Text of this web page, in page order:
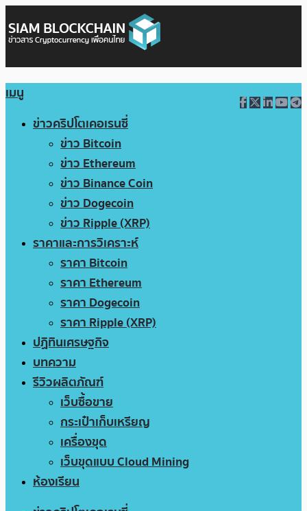
เมนู
ข่าวคริปโตเคอเรนซี่
ข่าว Bitcoin
ข่าว Ethereum
ข่าว Binance Coin
ข่าว Dogecoin
ข่าว Ripple (XRP)
ราคาและการวิเคราะห์
ราคา Bitcoin
ราคา Ethereum
ราคา Dogecoin
ราคา Ripple (XRP)
ปฏิทินเศรษฐกิจ
บทความ
รีวิวผลิตภัณฑ์
เว็บซื้อขาย
กระเป๋าเก็บเหรียญ
เครื่องขุด
เว็บขุดแบบ Cloud Mining
ห้องเรียน